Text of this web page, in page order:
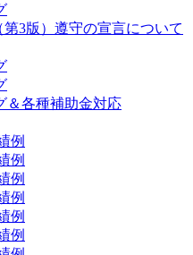
3版）遵守の宣言について
＆各種補助金対応
例
例
例
例
例
例